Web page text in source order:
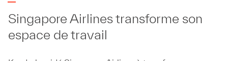
Singapore Airlines transforme son
espace de travail